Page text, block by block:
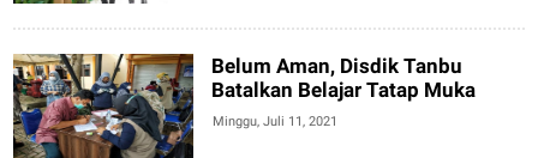
Belum Aman, Disdik Tanbu
Batalkan Belajar Tatap Muka
Minggu, Juli 11, 2021